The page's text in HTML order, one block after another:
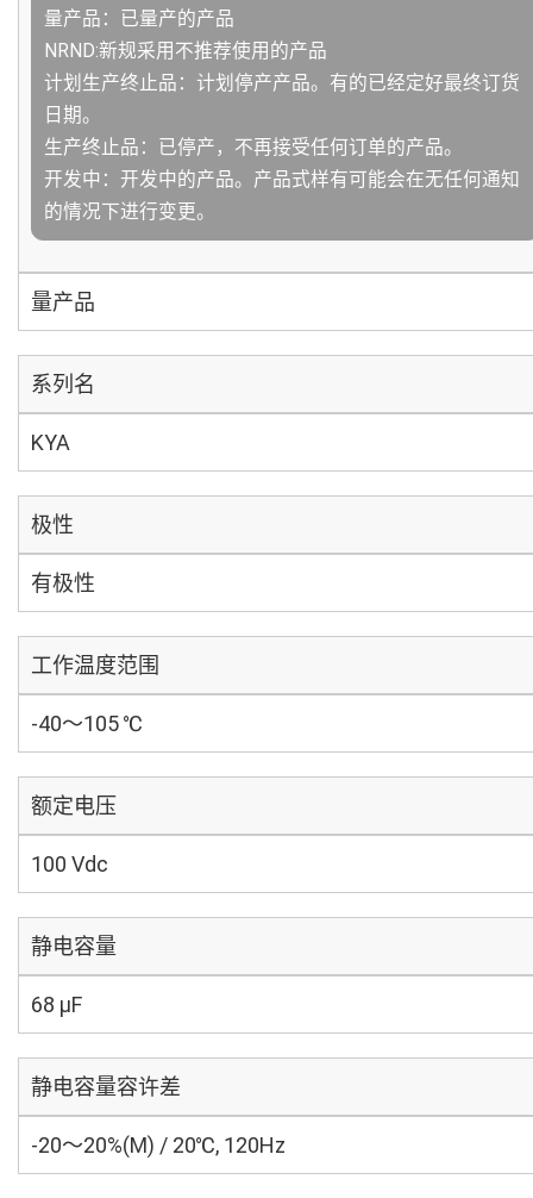
量产品：已量产的产品
NRND:新规采用不推荐使用的产品
计划生产终止品：计划停产产品。有的已经定好最终订货
日期。
生产终止品：已停产，不再接受任何订单的产品。
开发中：开发中的产品。产品式样有可能会在无任何通知
的情况下进行变更。
量产品
系列名
KYA
极性
有极性
工作温度范围
-40～105 ℃
额定电压
100 Vdc
静电容量
68 µF
静电容量容许差
-20～20%(M) / 20℃, 120Hz